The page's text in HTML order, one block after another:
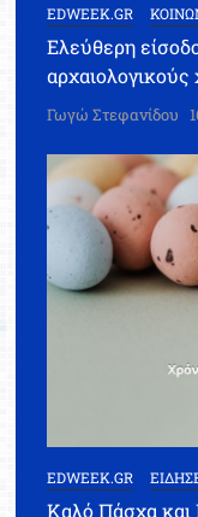
EDWEEK.GR
Ελεύθερη
Γωγώ Στεφανίδου
EDWEEK.GR
Καλό Πάσχα και